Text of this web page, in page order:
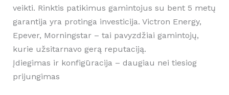
veikti. Rinktis patikimus gamintojus su bent 5 metų
garantija yra protinga investicija. Victron Energy,
Epever, Morningstar – tai pavyzdžiai gamintojų,
kurie užsitarnavo gerą reputaciją.
Įdiegimas ir konfigūracija – daugiau nei tiesiog
prijungimas